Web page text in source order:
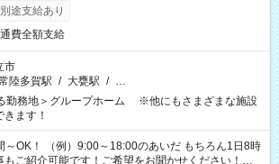
途支給あり
費全額支給
市
陸多賀駅 / 大甕駅 / …
勤務地＞グループホーム ※他にもさまざまな施設
ます！
OK！ （例）9:00～18:00のあいだ もちろん1日8時
もご紹介可能です！ご希望をお聞かせください！★